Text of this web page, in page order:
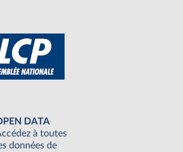
DATA
à toutes
données de